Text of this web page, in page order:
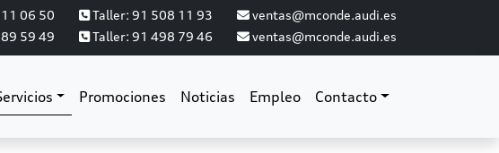
06 50 Taller: 91 508 11 93
ventas@mconde.audi.es
59 49 Taller: 91 498 79 46 ventas@mconde.audi.es
Promociones Noticias Empleo Contacto